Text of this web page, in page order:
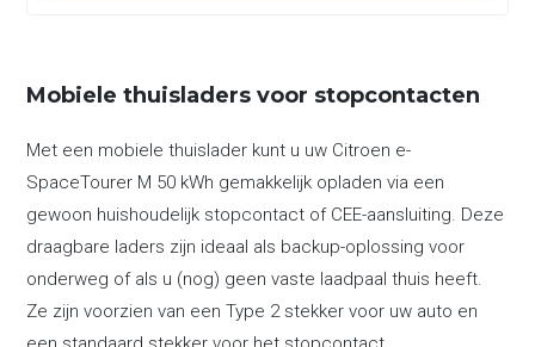
Mobiele thuisladers voor stopcontacten
Met een mobiele thuislader kunt u uw Citroen e-
SpaceTourer M 50 kWh gemakkelijk opladen via een
gewoon huishoudelijk stopcontact of CEE-aansluiting. Deze
draagbare laders zijn ideaal als backup-oplossing voor
onderweg of als u (nog) geen vaste laadpaal thuis heeft.
Ze zijn voorzien van een Type 2 stekker voor uw auto en